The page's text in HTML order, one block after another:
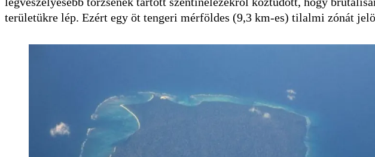
területükre lép. Ezért egy öt tengeri mérföldes (9,3 km-es) tilalmi zónát